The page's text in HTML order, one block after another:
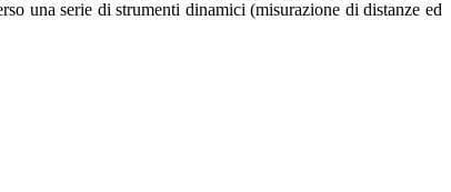
una serie di strumenti dinamici (misurazione di distanze ed